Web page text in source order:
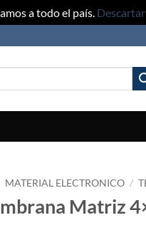
a todo el país. Descartar
MATERIAL ELECTRONICO /
Matriz